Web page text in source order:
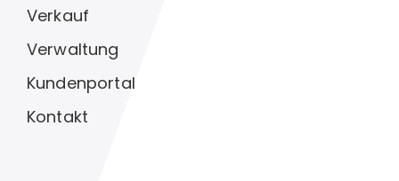
Verkauf
Verwaltung
Kundenportal
Kontakt